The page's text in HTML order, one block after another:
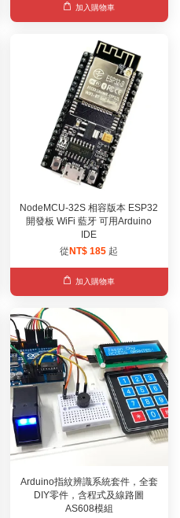
加入購物車
NodeMCU-32S 相容版本 ESP32
開發板 WiFi 藍牙 可用Arduino
IDE
從NT$ 185 起
加入購物車
Arduino指紋辨識系統套件，全套
DIY零件，含程式及線路圖
AS608模組